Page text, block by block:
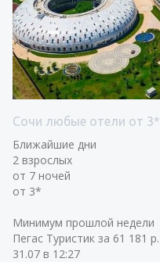
Сочи любые отели от 3*
Ближайшие дни
2 взрослых
от 7 ночей
от 3*
Минимум прошлой недели
Пегас Туристик за 61 181 р.
31.07 в 12:27